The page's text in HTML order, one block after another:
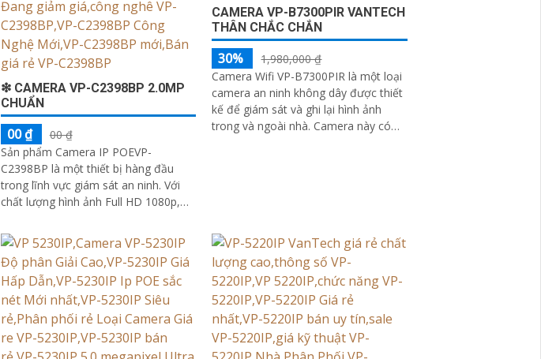
❇ CAMERA VP-C2398BP 2.0MP
CHUẨN
00 ₫
00 ₫
Sản phẩm Camera IP POEVP-
C2398BP là một thiết bị hàng đầu
trong lĩnh vực giám sát an ninh. Với
chất lượng hình ảnh Full HD 1080p,
giám sát của bạn
CAMERA VP-B7300PIR VANTECH
THÂN CHẮC CHẮN
30%
1,980,000 ₫
Camera Wifi VP-B7300PIR là một loại
camera an ninh không dây được thiết
kế để giám sát và ghi lại hình ảnh
trong và ngoài nhà. Camera này có